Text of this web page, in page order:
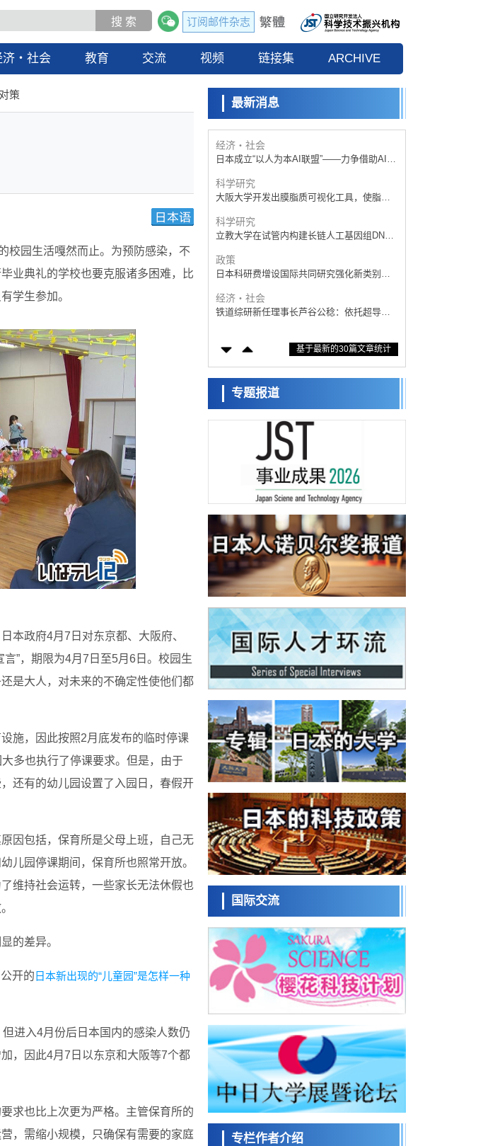
济・社会 教育 交流 视频 链接集 ARCHIVE
订阅邮件杂志
策
校园生活嘎然而止。为预防感染，不
业典礼的学校也要克服诸多困难，比
学生参加。
本政府4月7日对东京都、大阪府、
”，期限为4月7日至5月6日。校园生
是大人，对未来的不确定性使他们都
施，因此按照2月底发布的临时停课
多也执行了停课要求。但是，由于
还有的幼儿园设置了入园日，春假开
因包括，保育所是父母上班，自己无
儿园停课期间，保育所也照常开放。
维持社会运转，一些家长无法休假也
的差异。
开的 日本新出现的“儿童园”是怎样一种
进入4月份后日本国内的感染人数仍
，因此4月7日以东京和大阪等7个都
求也比上次更为严格。主管保育所的
，需缩小规模，只确保有需要的家庭
最新消息
促进青年研究人员赴海外开展研究
科学研究
京都大学高效生成光的构成单元“光子”，可应
用于量子计算机
网络将其打造为下一代社会基础设施
经济・社会
日本成立“以人为本AI联盟”——力争借助AI拓
展社会公众创造力，依托产学合作推进研发
科学研究
大阪大学开发出膜脂质可视化工具，使脂质
科学研究
立教大学在试管内构建长链人工基因组DNA
工细胞
政策
日本科研费增设国际共同研究强化新类别，
经济・社会
铁道综研新任理事长芦谷公稔：依托超导和
科学研究
东京大学通过叶绿体基因组编辑技术强化碳
藤田医科大学等成功鉴定出非结核分枝杆菌
因菌株而异
【AI法下篇】如何应对AI的不可控性——中
央大学平野晋教授专访
科学研究
日本学术会议：为保持土壤健康应采取哪些
措施？探讨土壤保护与强化的具体对策
大阪大学开发基于水氢键网络的温度预测新
方法，AI从分子排列信息中高精度解读
经济・社会
【AI法上篇】如何对“将人生交给AI”保持危机
感——中央大学平野晋教授专访
科学研究
庆应义塾大学阐明脑内“游击手”小胶质细胞包
裹保护受损神经细胞的机制，有望用于开发
阿尔茨海默病等疾病疗法
科学研究
日本东北大学与横滨橡胶全球首次从纳米尺
度揭示橡胶—黄铜粘接界面劣化抑制机制，
为提升轮胎安全性与耐久性的材料设计开辟
道路
近畿大学等发现植物染料“日本茜”的红色成分
可抑制老化与炎症，有望成为新型功能性材
料科学研究
群马大学开发针对难治性癫痫的新型基因疗
法，利用超小型GAD67启动子抑制发作
科学研究
波动叠加所致
科学研究
东京都产技研采用新手法开发出可稳定工作
至300℃的介电材料，已验证电容器可在汽车
发动机等高温环境下工作
经济・社会
日本生成式AI使用者占比一年内翻倍，但与
中美德仍有较大差距
政策
日本修订首都直下型地震紧急对策：目标为
死亡人数至少减半，重点强化火灾防控
科学研究
福井大学发现细胞记忆过往并抑制反应的机
制，阐明即便DNA相同反应迥异之谜
科学研究
神户大学确认口服癌症疫苗B440单药给药的
安全性，在转移性尿路上皮癌患者中开展临
床试验
政策
书》，解读第七期基本计划首年度政策方向
科学研究
东京大学发现可诱导细胞死亡的新型信使物
科学研究
东京都健康长寿医疗中心跨器官揭示衰老过
程中的糖链变化
科学研究
产总研无需石油利用松脂制备石墨前驱体，
可作为电池电极材料
科学研究
东京大学和海上保安厅等发现南海海槽沿线
板块边界锁定状态存在区域差异
政策
日本第2次医疗研究开发调整费，根据一线实
科学研究
基于最新的30篇文章统计
专题报道
国际交流
专栏作者介绍
日本科学未
来馆 科学交
流员
小岩井忠道 泷川 进